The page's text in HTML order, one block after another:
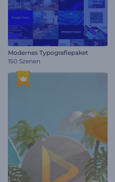
Modernes Typografiepaket
150 Szenen